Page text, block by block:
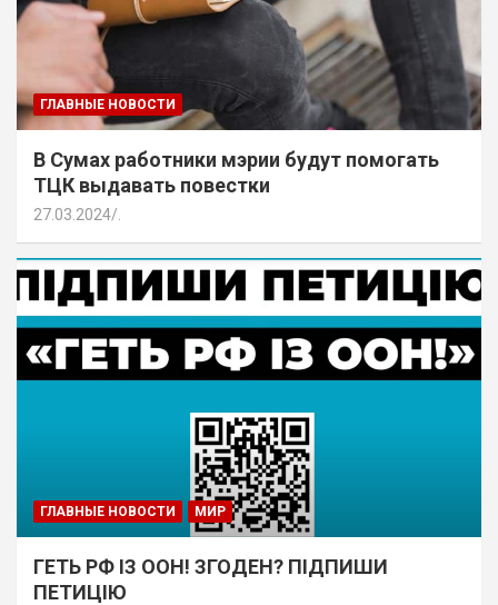
ГЛАВНЫЕ НОВОСТИ
В Сумах работники мэрии будут помогать
ТЦК выдавать повестки
27.03.2024
ГЛАВНЫЕ НОВОСТИ МИР
ГЕТЬ РФ ІЗ ООН! ЗГОДЕН? ПІДПИШИ
ПЕТИЦІЮ